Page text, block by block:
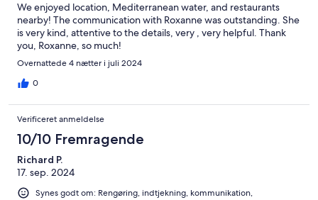
We enjoyed location, Mediterranean water, and restaurants
nearby! The communication with Roxanne was outstanding. She
is very kind, attentive to the details, very , very helpful. Thank
you, Roxanne, so much!
Overnattede 4 nætter i juli 2024
0
Verificeret anmeldelse
10/10 Fremragende
Richard P.
17. sep. 2024
Synes godt om: Rengøring, indtjekning, kommunikation,